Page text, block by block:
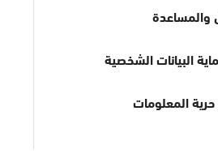
والمساعدة
البيانات الشخصية
المعلومات